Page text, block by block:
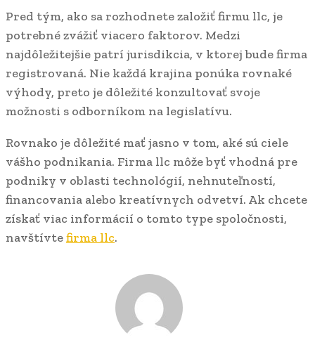
Pred tým, ako sa rozhodnete založiť firmu llc, je
potrebné zvážiť viacero faktorov. Medzi
najdôležitejšie patrí jurisdikcia, v ktorej bude firma
registrovaná. Nie každá krajina ponúka rovnaké
výhody, preto je dôležité konzultovať svoje
možnosti s odborníkom na legislatívu.
Rovnako je dôležité mať jasno v tom, aké sú ciele
vášho podnikania. Firma llc môže byť vhodná pre
podniky v oblasti technológií, nehnuteľností,
financovania alebo kreatívnych odvetví. Ak chcete
získať viac informácií o tomto type spoločnosti,
navštívtefirma llc.